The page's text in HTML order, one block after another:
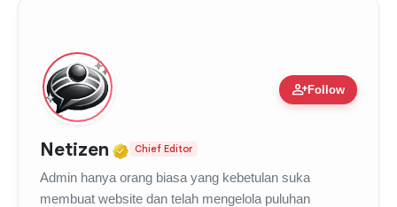
person_addFollow
Netizen Verified Media or
Chief Editor
Admin hanya orang biasa yang kebetulan suka
membuat website dan telah mengelola puluhan